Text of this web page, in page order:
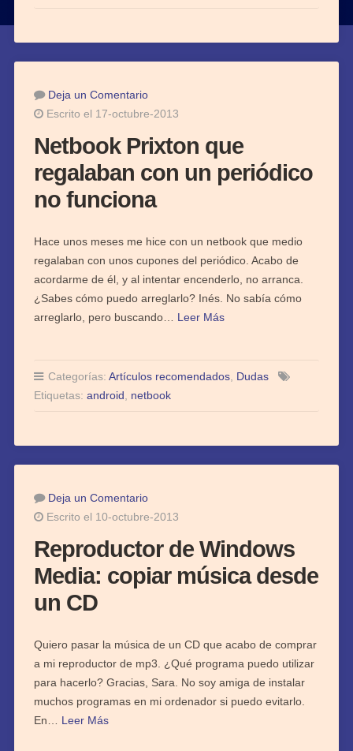
Deja un Comentario
Escrito el 17-octubre-2013
Netbook Prixton que
regalaban con un periódico
no funciona
Hace unos meses me hice con un netbook que medio
regalaban con unos cupones del periódico. Acabo de
acordarme de él, y al intentar encenderlo, no arranca.
¿Sabes cómo puedo arreglarlo? Inés. No sabía cómo
arreglarlo, pero buscando… Leer Más
Categorías: Artículos recomendados, Dudas
Etiquetas: android netbook
Deja un Comentario
Escrito el 10-octubre-2013
Reproductor de Windows
Media: copiar música desde
un CD
Quiero pasar la música de un CD que acabo de comprar
a mi reproductor de mp3. ¿Qué programa puedo utilizar
para hacerlo? Gracias, Sara. No soy amiga de instalar
muchos programas en mi ordenador si puedo evitarlo.
En… Leer Más